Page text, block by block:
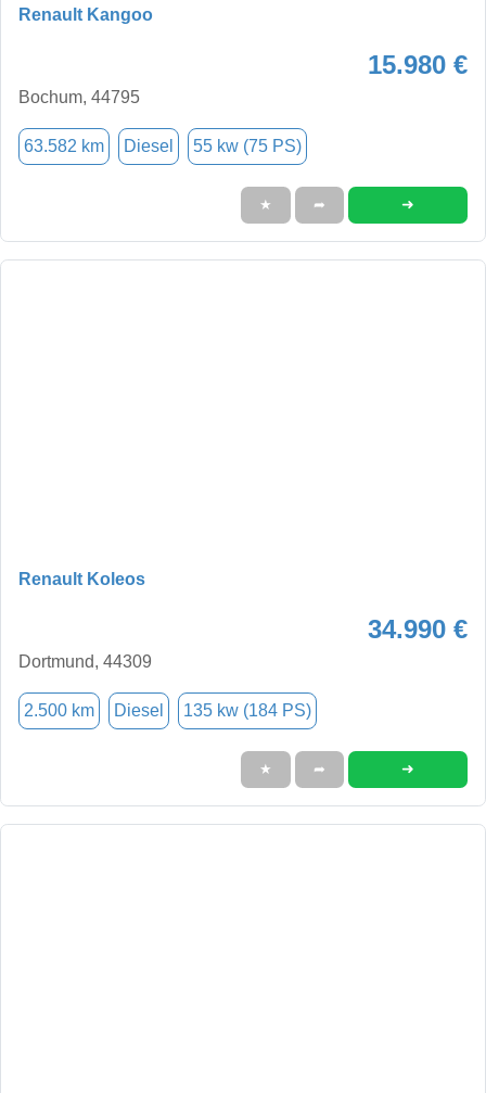
Renault Kangoo
15.980 €
Bochum, 44795
63.582 km Diesel 55 kw (75 PS)
★ ➦ ➜
Renault Koleos
34.990 €
Dortmund, 44309
2.500 km Diesel 135 kw (184 PS)
★ ➦ ➜